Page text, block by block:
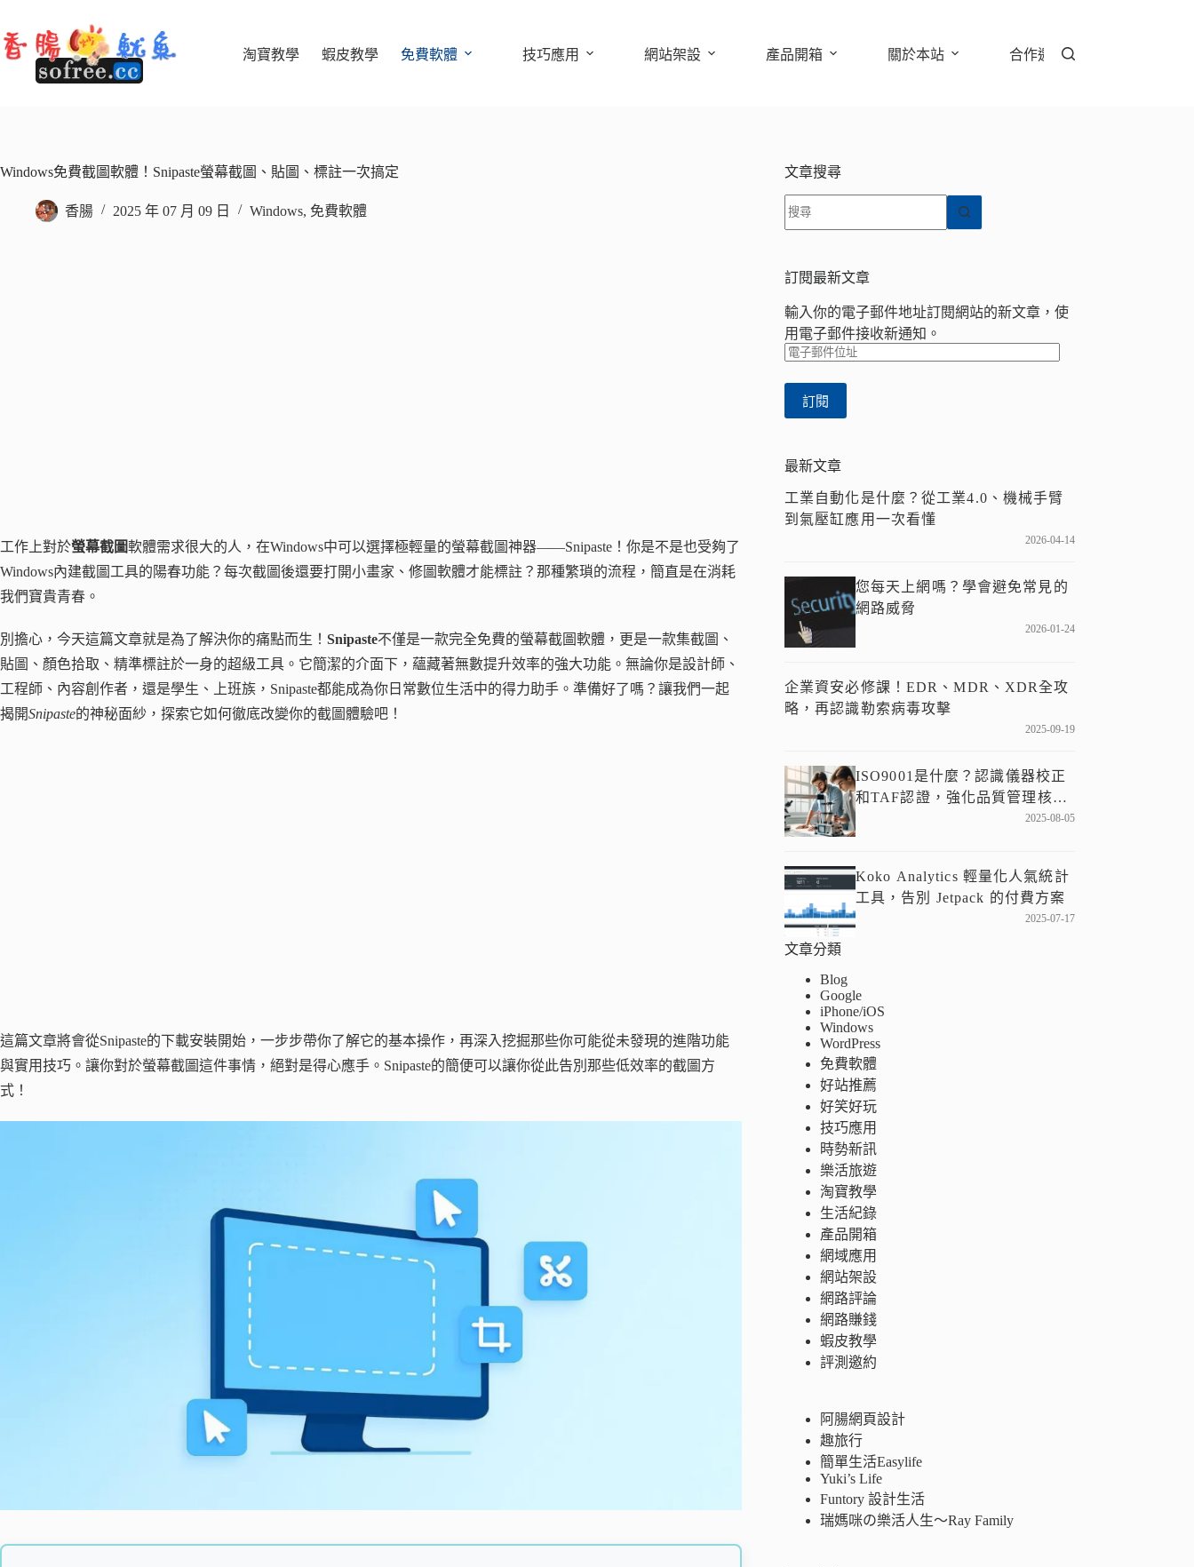
至
主
淘寶教學 蝦皮教學 免費軟體 技巧應用 網站架設 產品開箱 關於本站 合作邀約
Windows免費截圖軟體！Snipaste螢幕截圖、貼圖、標註一次搞定
香腸 2025 年 07 月 09 日 Windows, 免費軟體
工作上對於螢幕截圖軟體需求很大的人，在Windows中可以選擇極輕量的螢幕截圖神器——Snipaste！你是不是也受夠了
Windows內建截圖工具的陽春功能？每次截圖後還要打開小畫家、修圖軟體才能標註？那種繁瑣的流程，簡直是在消耗
我們寶貴青春。
別擔心，今天這篇文章就是為了解決你的痛點而生！ Snipaste不僅是一款完全免費的螢幕截圖軟體，更是一款集截圖、
貼圖、顏色拾取、精準標註於一身的超級工具。它簡潔的介面下，蘊藏著無數提升效率的強大功能。無論你是設計師、
工程師、內容創作者，還是學生、上班族，Snipaste都能成為你日常數位生活中的得力助手。準備好了嗎？讓我們一起
揭開Snipaste的神秘面紗，探索它如何徹底改變你的截圖體驗吧！
這篇文章將會從Snipaste的下載安裝開始，一步步帶你了解它的基本操作，再深入挖掘那些你可能從未發現的進階功能
與實用技巧。讓你對於螢幕截圖這件事情，絕對是得心應手。Snipaste的簡便可以讓你從此告別那些低效率的截圖方
式！
文章搜尋
找
不
符
條
件
的
訂閱最新文章
輸入你的電子郵件地址訂閱網站的新文章，使
用電子郵件接收新通知。
電
郵
訂閱
最新文章
工業自動化是什麼？從工業4.0、機械手臂
到氣壓缸應用一次看懂
2026-04-14
您每天上網嗎？學會避免常見的
網路威脅
2026-01-24
企業資安必修課！EDR、MDR、XDR全攻
略，再認識勒索病毒攻擊
2025-09-19
ISO9001是什麼？認識儀器校正
和TAF認證，強化品質管理核
2025-08-05
Koko Analytics 輕量化人氣統計
工具，告別 Jetpack 的付費方案
2025-07-17
文章分類
Blog
Google
iPhone/iOS
Windows
WordPress
免費軟體
好站推薦
好笑好玩
技巧應用
時勢新訊
樂活旅遊
淘寶教學
生活紀錄
產品開箱
網域應用
網站架設
網路評論
網路賺錢
蝦皮教學
評測邀約
阿腸網頁設計
趣旅行
簡單生活Easylife
Yuki’s Life
Funtory 設計生活
瑞媽咪の樂活人生～Ray Family